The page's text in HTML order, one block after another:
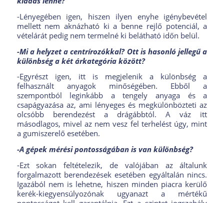
-Lényegében igen, hiszen ilyen enyhe igénybevétel
mellett nem aknázható ki a benne rejlő potenciál, a
vételárát pedig nem termelné ki belátható időn belül.
-Mi a helyzet a centrírozókkal? Ott is hasonló jellegű a
különbség a két árkategória között?
-Egyrészt igen, itt is megjelenik a különbség a
felhasznált anyagok minőségében. Ebből a
szempontból leginkább a tengely anyaga és a
csapágyazása az, ami lényeges és megkülönbözteti az
olcsóbb berendezést a drágábbtól. A váz itt
másodlagos, mivel az nem vesz fel terhelést úgy, mint
a gumiszerelő esetében.
-A gépek mérési pontosságában is van különbség?
-Ezt sokan feltételezik, de valójában az általunk
forgalmazott berendezések esetében egyáltalán nincs.
Igazából nem is lehetne, hiszen minden piacra kerülő
kerék-kiegyensúlyozónak ugyanazt a mértékű